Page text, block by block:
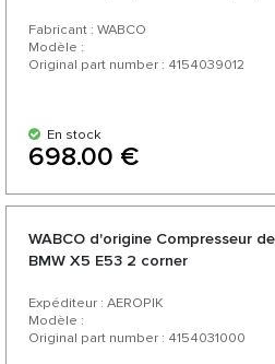
Fabricant : WABCO
Modèle :
Original part number : 4154039012
En stock
698.00 €
WABCO d'origine Compresseur
BMW X5 E53 2 corner
Expéditeur : AEROPIK
Modèle :
Original part number : 4154031000